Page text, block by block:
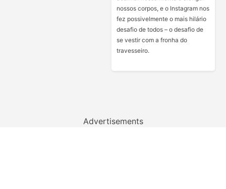
nossos corpos, e o Instagram nos
fez possivelmente o mais hilário
desafio de todos – o desafio de
se vestir com a fronha do
travesseiro.
Advertisements